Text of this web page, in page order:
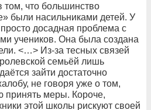
том, что большинство
были насильниками детей. У
досадная проблема с
учеников. Она была создана
<…> Из-за тесных связей
семьёй лишь
зайти достаточно
не говоря уже о том,
принять меры. Короче,
этой школы рискуют своей